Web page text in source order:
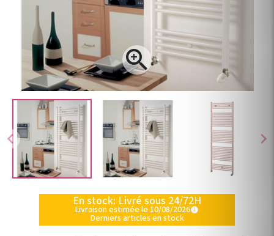
chevron_left chevron_right

En stock: Livré sous 24/72H
Livraison estimée le 10/08/2026info
Derniers articles en stock